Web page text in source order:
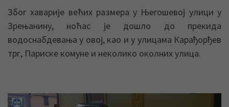
Због хаварије већих размера у Његошевој улици у
Зрењанину, ноћас је дошло до прекида
водоснабдевања у овој, као и у улицама Карађорђев
трг, Париске комуне и неколико околних улица.